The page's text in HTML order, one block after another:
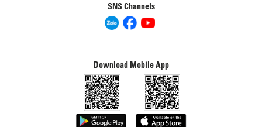
SNS Channels
Download Mobile App